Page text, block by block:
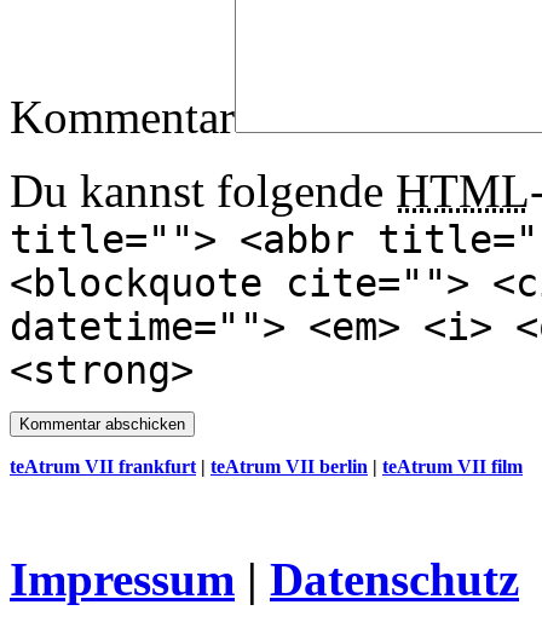
Kommentar
Du kannst folgende HTML
title=""> <abbr
<blockquote cite="">
datetime=""> <em>
<strong>
teAtrum VII frankfurt | teAtrum VII berlin | teAtrum VII film
Impressum | Datenschutz